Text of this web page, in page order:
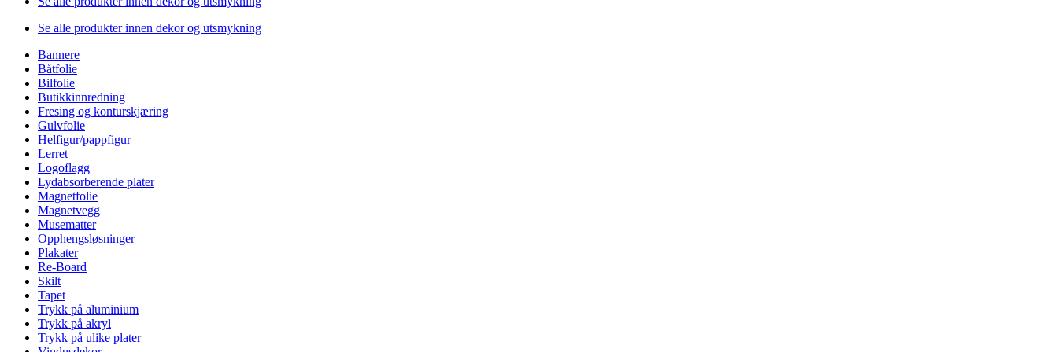
Se alle produkter innen dekor og utsmykning
Bannere
Båtfolie
Bilfolie
Butikkinnredning
Fresing og konturskjæring
Gulvfolie
Helfigur/pappfigur
Lerret
Logoflagg
Lydabsorberende plater
Magnetfolie
Magnetvegg
Musematter
Opphengsløsninger
Plakater
Re-Board
Skilt
Tapet
Trykk på aluminium
Trykk på akryl
Trykk på ulike plater